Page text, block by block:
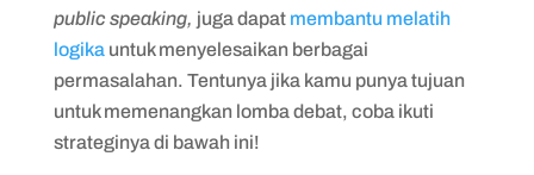
public speaking, juga dapat membantu melatih
logikauntuk menyelesaikan berbagai
permasalahan. Tentunya jika kamu punya tujuan
untuk memenangkan lomba debat, coba ikuti
strateginya di bawah ini!